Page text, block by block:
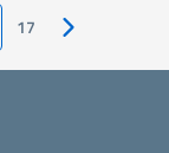
17 Pagina